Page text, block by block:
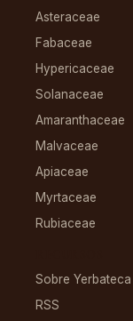
Asteraceae
Fabaceae
Hypericaceae
Solanaceae
Amaranthaceae
Malvaceae
Apiaceae
Myrtaceae
Rubiaceae
Sobre Yerbateca
RSS